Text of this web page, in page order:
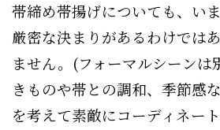
帯締め帯揚げについても、い
厳密な決まりがあるわけでは
ません。(フォーマルシーンは
きものや帯との調和、季節感
を考えて素敵にコーディネー